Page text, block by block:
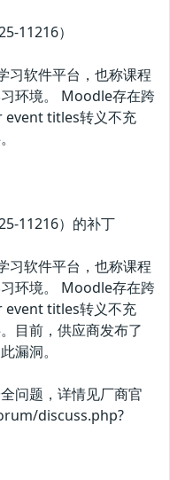
11216）
习软件平台，也称课程
环境。 Moodle存在跨
event titles转义不充
11216）的补丁
习软件平台，也称课程
环境。 Moodle存在跨
event titles转义不充
目前，供应商发布了
漏洞。
问题，详情见厂商官
discuss.php?